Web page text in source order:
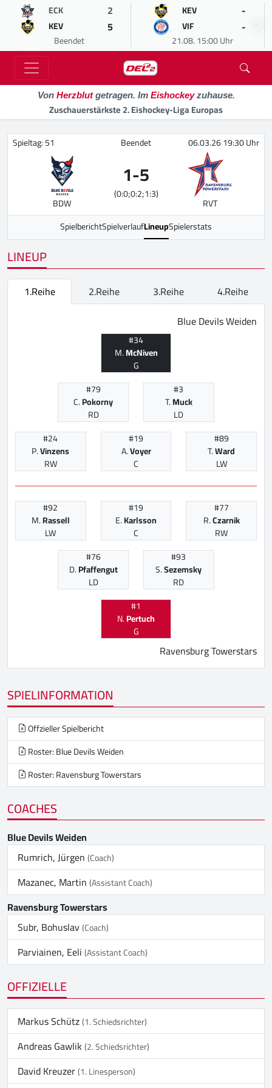
ECK 2
KEV 5
Beendet
KEV -
VIF -
21.08. 15:00 Uhr
Von Herzblutgetragen. Im Eishockeyzuhause.
Zuschauerstärkste 2. Eishockey-Liga Europas
Spieltag: 51 Beendet 06.03.26 19:30 Uhr
BDW
1-5
(0:0;0:2;1:3)
RVT
SpielberichtSpielverlaufLineupSpielerstats
LINEUP
1.Reihe 2.Reihe 3.Reihe
4.Reihe
Blue Devils Weiden
#34
M.McNiven
G
#79
C.Pokorny
RD
#3
T.Muck
LD
#24
P.Vinzens
RW
#19
A.Voyer
C
#89
T.Ward
LW
#92
M.Rassell
LW
#19
E.Karlsson
C
#77
R.Czarnik
RW
#76
D.Pfaffengut
LD
#93
S.Sezemsky
RD
#1
N.Pertuch
G
Ravensburg Towerstars
SPIELINFORMATION
Offzieller Spielbericht
Roster: Blue Devils Weiden
Roster: Ravensburg Towerstars
COACHES
Blue Devils Weiden
Rumrich, Jürgen(Coach)
Mazanec, Martin(Assistant Coach)
Ravensburg Towerstars
Subr, Bohuslav(Coach)
Parviainen, Eeli(Assistant Coach)
OFFIZIELLE
Markus Schütz(1. Schiedsrichter)
Andreas Gawlik(2. Schiedsrichter)
David Kreuzer(1. Linesperson)